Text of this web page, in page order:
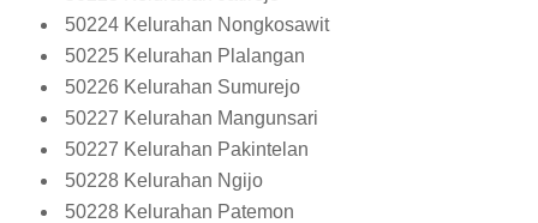
50224 Kelurahan Nongkosawit
50225 Kelurahan Plalangan
50226 Kelurahan Sumurejo
50227 Kelurahan Mangunsari
50227 Kelurahan Pakintelan
50228 Kelurahan Ngijo
50228 Kelurahan Patemon